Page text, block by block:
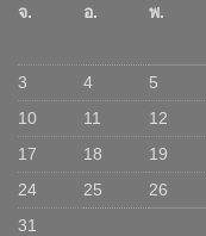
จ. อ. พ.
3
4 5
10
11 12
17
18 19
24
25 26
31